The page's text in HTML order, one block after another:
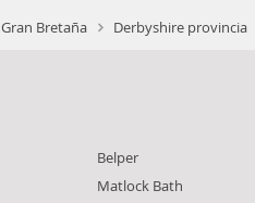
Gran Bretaña Derbyshire provincia
Belper
Matlock Bath